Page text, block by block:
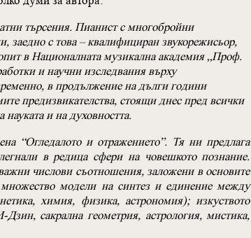
търсения. Пианист с многобройни
с това – квалифициран звукорежисьор,
в Националната музикална академия „Проф.
и научни изследвания върху
в продължение на дълги години
предизвикателства, стоящи днес пред всички
и на духовността.
“Огледалото и отражението”. Тя ни предлага
в редица сфери на човешкото познание.
числови съотношения, заложени в основите
множество модели на синтез и единение между
химия, физика, астрономия); изкуството
сакрална геометрия, астрология, мистика,